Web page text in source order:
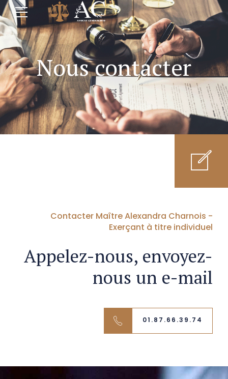
Nous contacter
Contacter Maître Alexandra Charnois -
Exerçant à titre individuel
Appelez-nous, envoyez-
nous un e-mail
01.87.66.39.74